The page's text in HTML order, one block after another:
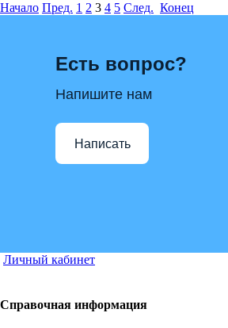
Начало Пред. 1 2 3 4 5 След. Конец
Есть вопрос?
Напишите нам
Написать
Личный кабинет
Справочная информация